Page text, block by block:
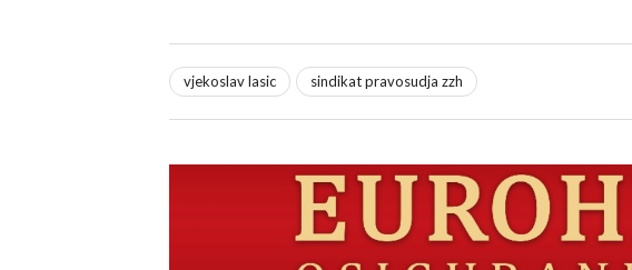
vjekoslav lasic sindikat pravosudja zzh